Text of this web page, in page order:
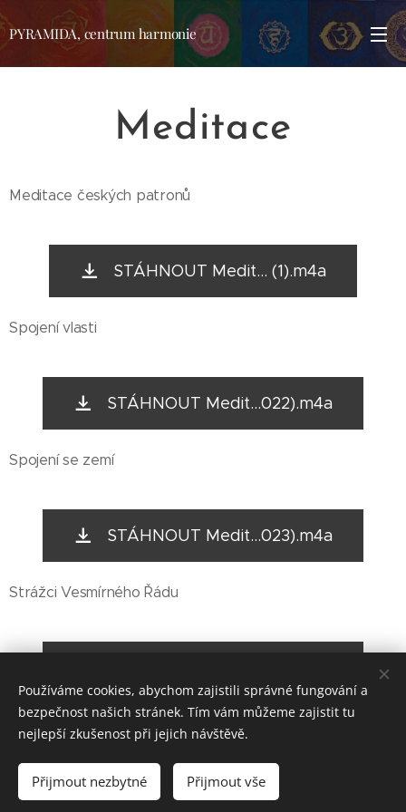
PYRAMIDA, centrum harmonie
Meditace
Meditace českých patronů
STÁHNOUT Medit... (1).m4a
Spojení vlasti
STÁHNOUT Medit...022).m4a
Spojení se zemí
STÁHNOUT Medit...023).m4a
Strážci Vesmírného Řádu
© 2020 Jiřina Slámová, PYRAMIDA, centrum harmonie Chrudim
Cookies
Používáme cookies, abychom zajistili správné fungování a
bezpečnost našich stránek. Tím vám můžeme zajistit tu
nejlepší zkušenost při jejich návštěvě.
Přijmout nezbytné Přijmout vše